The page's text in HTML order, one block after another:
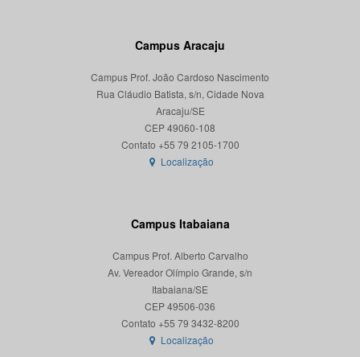
Campus Aracaju
Campus Prof. João Cardoso Nascimento
Rua Cláudio Batista, s/n, Cidade Nova
Aracaju/SE
CEP 49060-108
Localização
Campus Itabaiana
Campus Prof. Alberto Carvalho
Av. Vereador Olímpio Grande, s/n
Itabaiana/SE
CEP 49506-036
Localização